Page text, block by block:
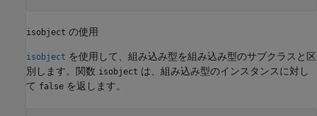
isobject の使用
isobject を使用して、組み込み型を組み込み型のサブクラスと区
別します。関数 isobject は、組み込み型のインスタンスに対し
て false を返します。